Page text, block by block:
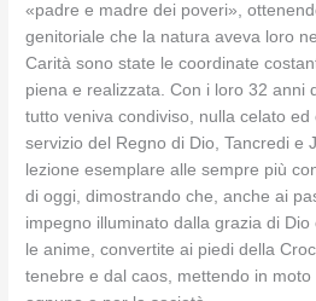
«padre e madre dei poveri»,
genitoriale che la natura aveva loro
Carità sono state le coordinate
piena e realizzata. Con i loro 32 anni
tutto veniva condiviso, nulla celato ed
servizio del Regno di Dio, Tancredi e
lezione esemplare alle sempre più
di oggi, dimostrando che, anche ai
impegno illuminato dalla grazia di
le anime, convertite ai piedi della
tenebre e dal caos, mettendo in